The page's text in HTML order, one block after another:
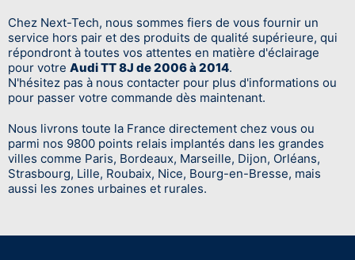
Chez Next-Tech, nous sommes fiers de vous fournir un
service hors pair et des produits de qualité supérieure, qui
répondront à toutes vos attentes en matière d'éclairage
pour votre Audi TT 8J de 2006 à 2014.
N'hésitez pas à nous contacter pour plus d'informations ou
pour passer votre commande dès maintenant.
Nous livrons toute la France directement chez vous ou
parmi nos 9800 points relais implantés dans les grandes
villes comme Paris, Bordeaux, Marseille, Dijon, Orléans,
Strasbourg, Lille, Roubaix, Nice, Bourg-en-Bresse, mais
aussi les zones urbaines et rurales.